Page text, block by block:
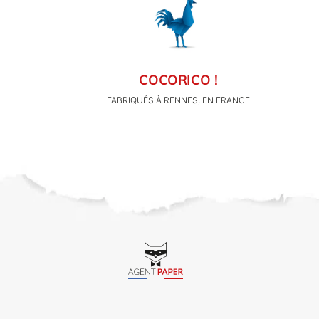
COCORICO !
FABRIQUÉS À RENNES, EN FRANCE